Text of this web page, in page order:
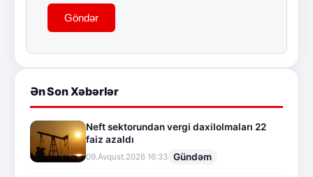
Göndər
Ən Son Xəbərlər
Neft sektorundan vergi daxilolmaları 22
faiz azaldı
09.Avqust.2026 16:33 Gündəm